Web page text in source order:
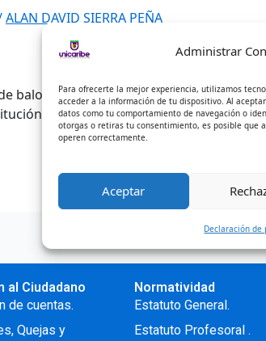
Administrar
Para ofrecerte la mejor experiencia, utilizamos
acceder a la información de tu dispositivo. Al
datos como tu comportamiento de navegación o
otorgas o retiras tu consentimiento, es posible que
operen correctamente.
Aceptar
Declaración de
ALAN DAVID SIERRA PEÑA
baloncesto y voleibol compitieron con
Universitaria del Caribe […]
al Ciudadano
de cuentas.
Quejas y
Normatividad
Estatuto General.
Estatuto Profesoral .